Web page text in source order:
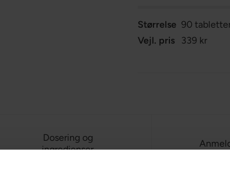
Størrelse 90
Vejl. pris
339 kr
Dosering og
ingredienser